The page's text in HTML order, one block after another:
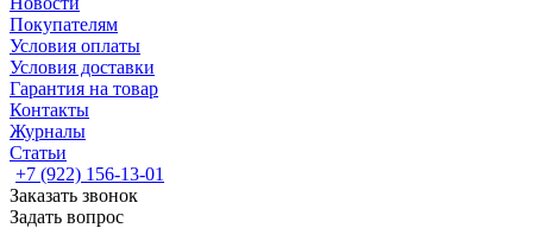
Покупателям
Условия оплаты
Условия доставки
Гарантия на товар
Контакты
Журналы
Статьи
+7 (922) 156-13-01
Заказать звонок
Задать вопрос